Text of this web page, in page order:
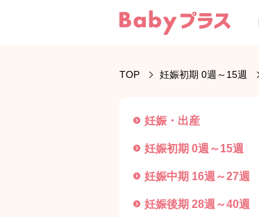
TOP 妊娠初期 0週～15週
妊娠・出産
妊娠初期 0週～15週
妊娠中期 16週～27週
妊娠後期 28週～40週